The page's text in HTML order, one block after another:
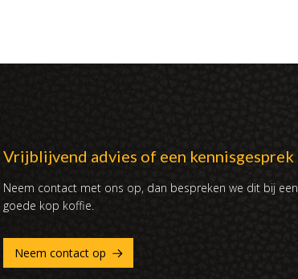
Vrijblijvend advies of een kennisgesprek
Neem contact met ons op, dan bespreken we dit bij een
goede kop koffie.
Neem contact op